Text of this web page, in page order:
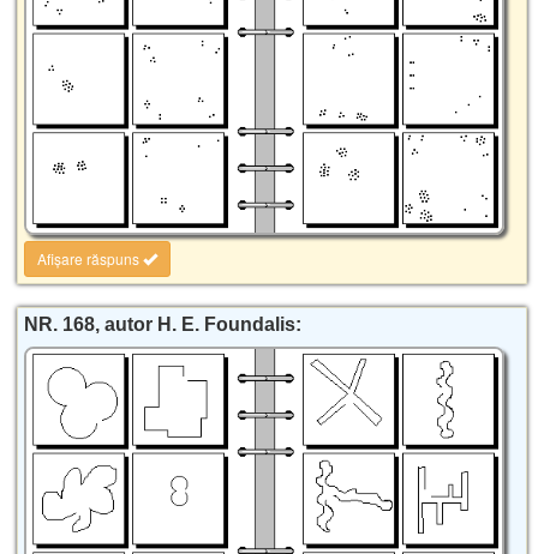
Afișare răspuns
NR. 168, autor H. E. Foundalis: